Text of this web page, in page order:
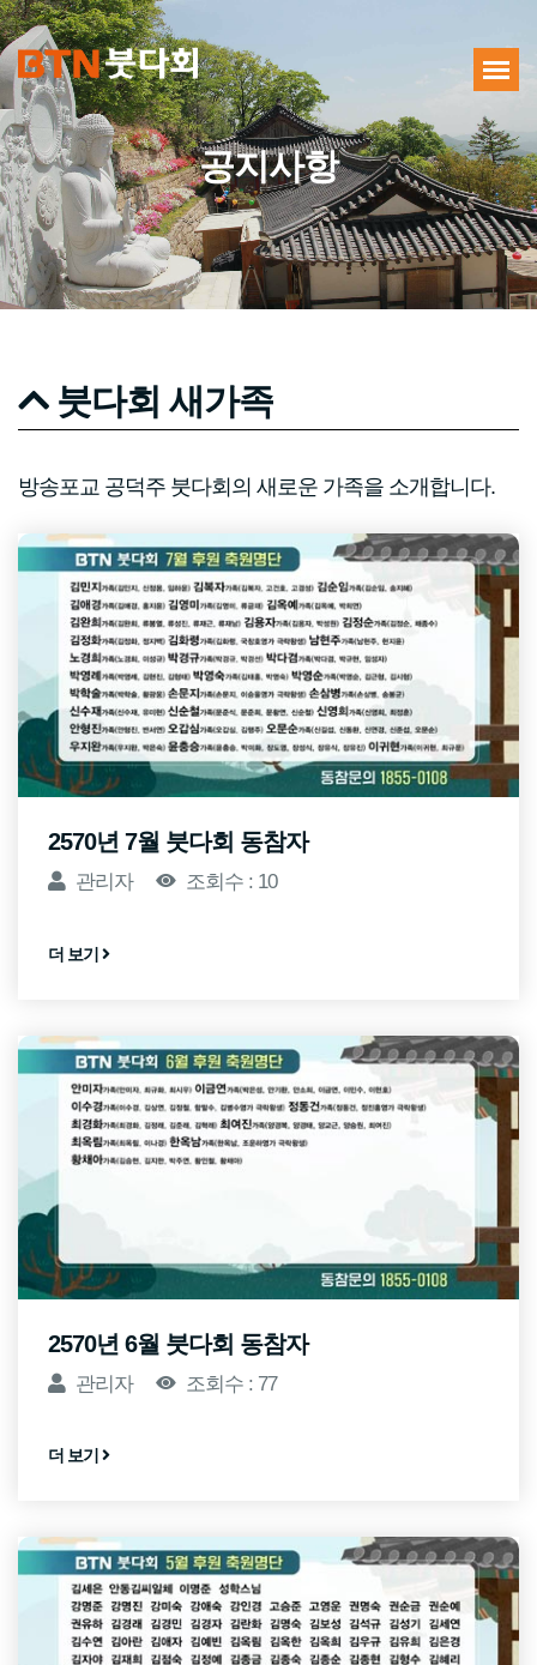
공지사항
붓다회 새가족
방송포교 공덕주 붓다회의 새로운 가족을 소개합니다.
2570년 7월 붓다회 동참자
관리자 조회수 : 10
더 보기
2570년 6월 붓다회 동참자
관리자 조회수 : 77
더 보기